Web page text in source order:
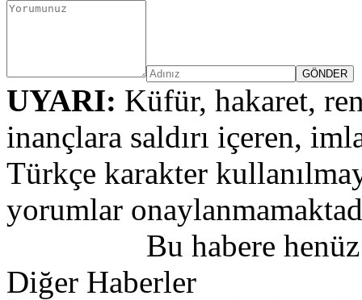
UYARI: Küfür, hakaret,
inançlara saldırı içeren,
Türkçe karakter
yorumlar
Bu habere
Diğer Haberler